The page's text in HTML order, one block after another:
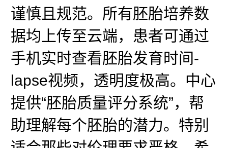
谨慎且规范。所有胚胎培养数
据均上传至云端，患者可通过
手机实时查看胚胎发育时间-
lapse视频，透明度极高。中心
提供“胚胎质量评分系统”，帮
助理解每个胚胎的潜力。特别